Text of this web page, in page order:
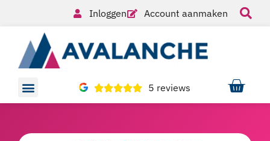
Inloggen Account aanmaken
5 reviews